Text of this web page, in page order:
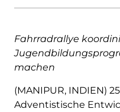
Fahrradrallye
machen
(MANIPUR, INDIEN)
Adventistische